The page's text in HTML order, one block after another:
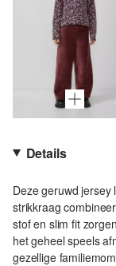
Details
Deze geruwd
strikkraag
stof en slim fit
het geheel speels
gezellige